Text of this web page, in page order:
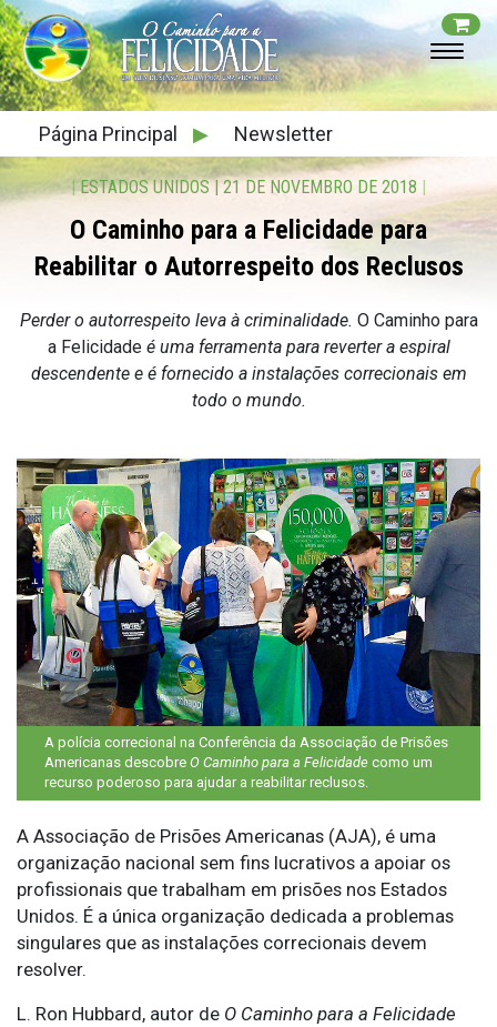
Página Principal ▶ Newsletter
|ESTADOS UNIDOS| 21 DE NOVEMBRO DE 2018 |
O Caminho para a Felicidade para
Reabilitar o Autorrespeito dos Reclusos
Perder o autorrespeito leva à criminalidade. O Caminho para
a Felicidadeé uma ferramenta para reverter a espiral
descendente e é fornecido a instalações correcionais em
todo o mundo.
A polícia correcional na Conferência da Associação de Prisões
Americanas descobre O Caminho para a Felicidade como um
recurso poderoso para ajudar a reabilitar reclusos.
A Associação de Prisões Americanas (AJA), é uma
organização nacional sem fins lucrativos a apoiar os
profissionais que trabalham em prisões nos Estados
Unidos. É a única organização dedicada a problemas
singulares que as instalações correcionais devem
resolver.
L. Ron Hubbard, autor de O Caminho para a Felicidade